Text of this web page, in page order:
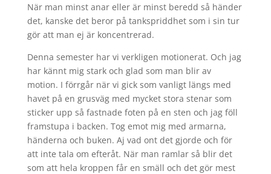
När man minst anar eller är minst beredd så händer
det, kanske det beror på tankspriddhet som i sin tur
gör att man ej är koncentrerad.
Denna semester har vi verkligen motionerat. Och jag
har kännt mig stark och glad som man blir av
motion. I förrgår när vi gick som vanligt längs med
havet på en grusväg med mycket stora stenar som
sticker upp så fastnade foten på en sten och jag föll
framstupa i backen. Tog emot mig med armarna,
händerna och buken. Aj vad ont det gjorde och för
att inte tala om efteråt. När man ramlar så blir det
som att hela kroppen får en smäll och det gör mest